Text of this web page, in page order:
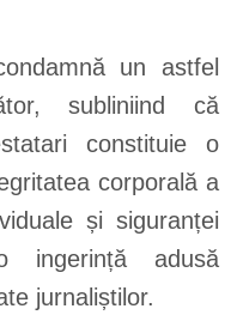
un astfel
subliniind că
constituie o
corporală a
și siguranței
ingerință adusă
jurnaliștilor.